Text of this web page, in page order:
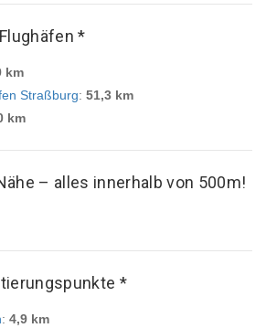
*
km
Straßburg: 51,3 km
km
– alles innerhalb von 500m!
*
: 4,9 km